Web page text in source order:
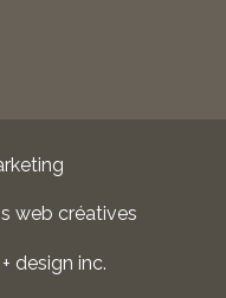
design inc.